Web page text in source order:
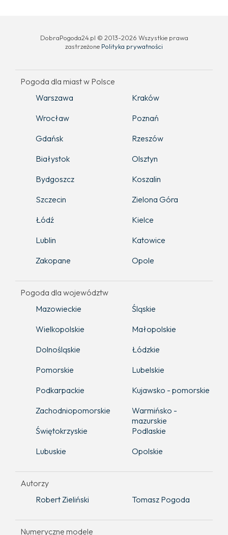
DobraPogoda24.pl © 2013-2026 Wszystkie prawa
zastrzeżone Polityka prywatności
Pogoda dla miast w Polsce
Warszawa
Kraków
Wrocław
Poznań
Gdańsk
Rzeszów
Białystok
Olsztyn
Bydgoszcz
Koszalin
Szczecin
Zielona Góra
Łódź
Kielce
Lublin
Katowice
Zakopane
Opole
Pogoda dla województw
Mazowieckie
Śląskie
Wielkopolskie
Małopolskie
Dolnośląskie
Łódzkie
Pomorskie
Lubelskie
Podkarpackie
Kujawsko - pomorskie
Zachodniopomorskie
Warmińsko -
mazurskie
Świętokrzyskie
Podlaskie
Lubuskie
Opolskie
Autorzy
Robert Zieliński
Tomasz Pogoda
Numeryczne modele